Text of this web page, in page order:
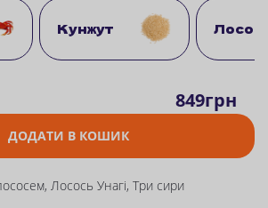
Кунжут
849грн
ДОДАТИ В КОШИК
Лосось Унагі, Три сири